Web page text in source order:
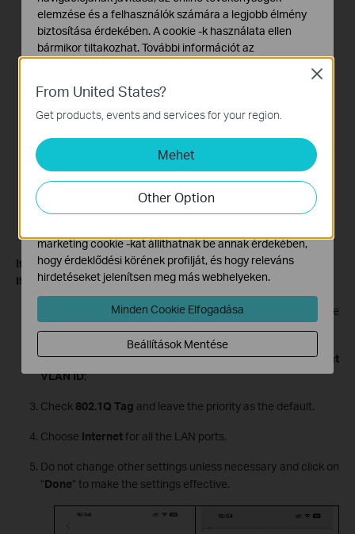
Pic 2
If ISP required a VLAN ID, please get the VLAN ID from your
ISP
and enter it follow the steps:
Enable IPTV/VLAN,selectCustom If your ISP is out of the
list;
Type the VLAN ID provided by your ISP forthe Internet
VLAN ID;
Check 802.1Q Tag and leave the priority as the default.
Choose Internetfor all the LAN ports.
Do not change other settings unless necessary and click on
“Done” to make the settings effective.
From United States?
Get products, events and services for your region.
Mehet
Other Option
Close
elemzése és a felhasználók számára a legjobb élmény
biztosítása érdekében. A cookie -k használata ellen
bármikor tiltakozhat. További információt az
Alap Cookie-k
Ezek a cookie -k a webhely működéséhez szükségesek,
és nem tilthatók le a rendszereiben.
Marketing és Elemző Cookie-k
Az elemző cookie -k lehetővé teszik számunkra, hogy
elemezzük weboldalunkon végzett tevékenységeit, hogy
javítsuk és módosítsuk webhelyünk működését.
marketing cookie -kat állíthatnak be annak érdekében,
hogy érdeklődési körének profilját, és hogy releváns
hirdetéseket jelenítsen meg más webhelyeken.
Minden Cookie Elfogadása
Beállítások Mentése